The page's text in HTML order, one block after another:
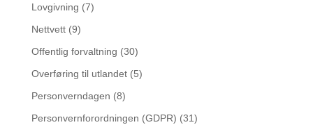
Lovgivning (7)
Nettvett(9)
Offentlig forvaltning (30)
Overføring til utlandet(5)
Personverndagen (8)
Personvernforordningen (GDPR) (31)